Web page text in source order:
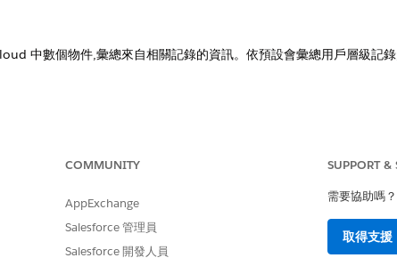
中數個物件,彙總來自相關記錄的資訊。依預設會彙總用戶層級記
COMMUNITY
AppExchange
Salesforce 管理員
Salesforce 開發人員
SUPPORT &
需要協助嗎
取得支援